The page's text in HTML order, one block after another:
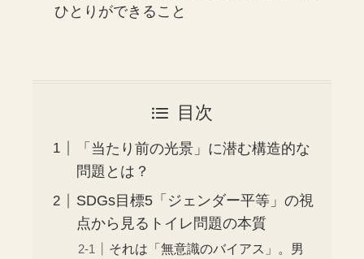
ひとりができること
目次
「当たり前の光景」に潜む構造的な
問題とは？
SDGs目標5「ジェンダー平等」の視
点から見るトイレ問題の本質
それは「無意識のバイアス」。男